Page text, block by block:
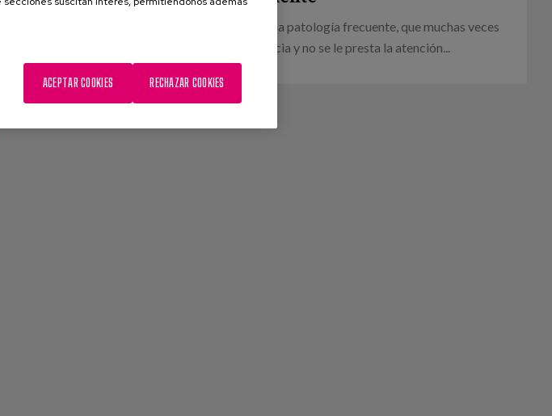
El insomnio en el paciente geriátrico es una patología frecuente, que muchas veces
pasa desapercibida su importancia y no se le presta la atención...
RECHAZAR COOKIES
ACEPTAR COOKIES